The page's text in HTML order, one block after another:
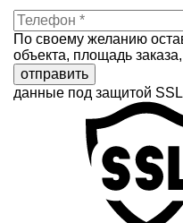
По своему желанию
объекта, площадь заказа,
отправить
данные под защитой SSL